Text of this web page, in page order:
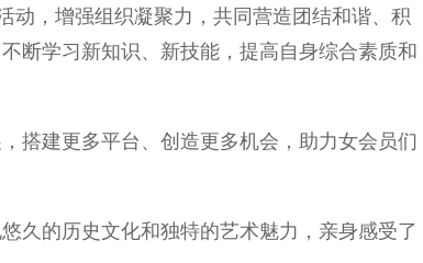
动，增强组织凝聚力，共同营造团结和谐、积
断学习新知识、新技能，提高自身综合素质和
建更多平台、创造更多机会，助力女会员们
的历史文化和独特的艺术魅力，亲身感受了